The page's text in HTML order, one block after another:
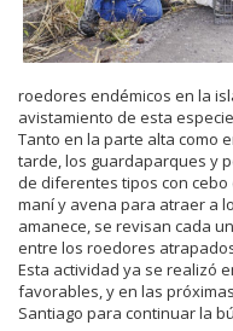
roedores endémicos en la
avistamiento de esta
Tanto en la parte alta como
tarde, los guardaparques y
de diferentes tipos con
maní y avena para atraer a
amanece, se revisan cada
entre los roedores
Esta actividad ya se realizó
favorables, y en las
Santiago para continuar la